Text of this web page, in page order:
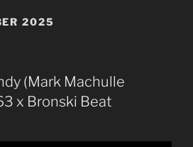
2025
(Mark Machulle
x Bronski Beat